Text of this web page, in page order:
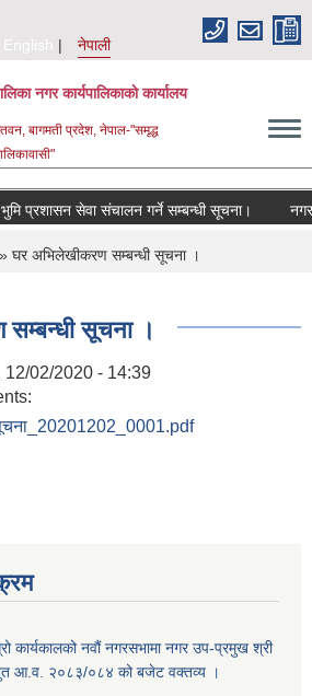
English
नेपाली
नगर कार्यपालिकाकाे कार्यालय
बागमती प्रदेश, नेपाल-"समृद्ध
प्रशासन सेवा संचालन गर्ने सम्बन्धी सूचना। नगर
घर अभिलेखीकरण सम्बन्धी सूचना ।
सूचना ।
12/02/2020 - 14:39
कार्यकालको नवौं नगरसभामा नगर उप-प्रमुख श्री
आ.व. २०८३/०८४ को बजेट वक्तव्य ।